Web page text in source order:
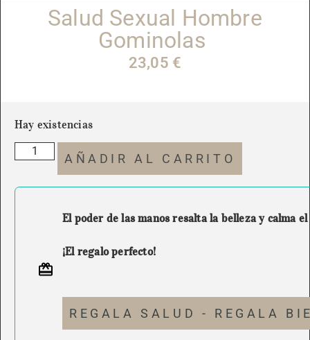
Salud Sexual Hombre
Gominolas
23,05 €
Hay existencias
AÑADIR AL CARRITO
El poder de las manos resalta la belleza y calma el
¡El regalo perfecto!
REGALA SALUD - REGALA